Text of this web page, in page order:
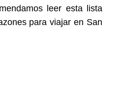
leer esta lista
para viajar en San